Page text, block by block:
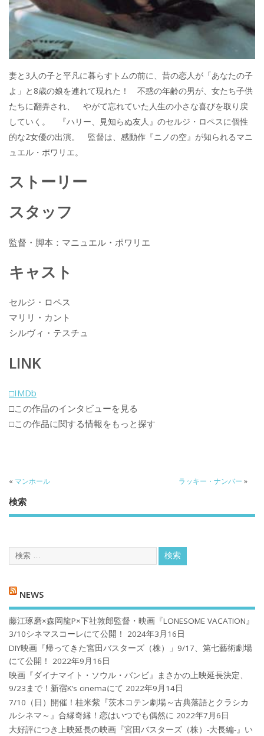
妻と3人の子と平凡に暮らすトムの前に、昔の恋人が「あなたの子
よ」と8歳の娘を連れて現れた！ 不惑の年齢の男が、女たち子供
たちに翻弄され、 やがて忘れていた人生の小さな喜びを取り戻
していく。 『ハリー、見知らぬ友人』のセルジ・ロペスに個性
的な2女優の出演。 監督は、感動作『ニノの空』が知られるマニ
ュエル・ポワリエ。
ストーリー
スタッフ
監督・脚本：マニュエル・ポワリエ
キャスト
セルジ・ロペス
マリリ・カント
シルヴィ・テスチュ
LINK
□IMDb
□この作品のインタビューを見る
□この作品に関する情報をもっと探す
« マンホール ラッキー・ナンバー »
検索
NEWS
藤江琢磨×森岡龍P×下社敦郎監督・映画『LONESOME VACATION』
3/10シネマスコーレにて公開！
2024年3月16日
DIY映画『帰ってきた宮田バスターズ（株）」9/17、第七藝術劇場
にて公開！
2022年9月16日
映画『ダイナマイト・ソウル・バンビ』まさかの上映延長決定、
9/23まで！新宿K’s cinemaにて 2022年9月14日
7/10（日）開催！桂米紫『茨木コテン劇場～古典落語とクラシカ
ルシネマ～』合縁奇縁！恋はいつでも偶然に 2022年7月6日
大好評につき上映延長の映画『宮田バスターズ（株）-大長編-』い